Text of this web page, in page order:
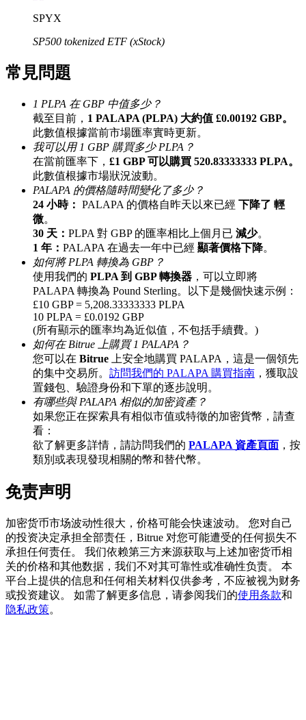
邀请好友
邀請朋友獲得現金獎勵
BTC 專享獎勵
BTC 專享獎勵
充值並交易BTC瓜分 25,000 USDT 獎池！
充值CASHCAT & 赢取
瓜分 500000 CASHCAT 獎池
BitMart 用戶遷移專享
SPYX
SP500 tokenized ETF (xStock)
常見問題
1 PLPA 在 GBP 中值多少？
截至目前， 1 PALAPA (PLPA) 大約值 £0.00192 GBP。
此數值根據當前市場匯率實時更新。
我可以用 1 GBP 購買多少 PLPA？
在當前匯率下， £1 GBP 可以購買 520.83333333 PLPA。
此數值根據市場狀況波動。
PALAPA 的價格隨時間變化了多少？
24 小時： PALAPA 的價格自昨天以來已經 下降了 輕
微。
30 天： PLPA 對 GBP 的匯率相比上個月已 減少。
1 年： PALAPA 在過去一年中已經 顯著價格下降。
如何將 PLPA 轉換為 GBP？
使用我們的 PLPA 到 GBP 轉換器 ，可以立即將
PALAPA 轉換為 Pound Sterling。以下是幾個快速示例：
£10 GBP = 5,208.33333333 PLPA
10 PLPA = £0.0192 GBP
(所有顯示的匯率均為近似值，不包括手續費。)
如何在 Bitrue 上購買 1 PALAPA？
您可以在 Bitrue 上安全地購買 PALAPA，這是一個領先
的集中交易所。 訪問我們的 PALAPA 購買指南 ，獲取設
置錢包、驗證身份和下單的逐步說明。
有哪些與 PALAPA 相似的加密資產？
如果您正在探索具有相似市值或特徵的加密貨幣，請查
看：
欲了解更多詳情，請訪問我們的 PALAPA 資產頁面 ，按
類別或表現發現相關的幣和替代幣。
免责声明
加密货币市场波动性很大，价格可能会快速波动。 您对自己
的投资决定承担全部责任，Bitrue 对您可能遭受的任何损失不
承担任何责任。 我们依赖第三方来源获取与上述加密货币相
关的价格和其他数据，我们不对其可靠性或准确性负责。 本
平台上提供的信息和任何相关材料仅供参考，不应被视为财务
或投资建议。 如需了解更多信息，请参阅我们的使用条款和
隐私政策。